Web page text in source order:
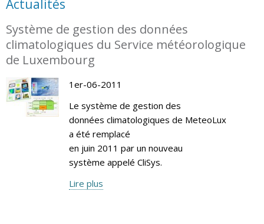
Actualités
Système de gestion des données
climatologiques du Service météorologique
de Luxembourg
1er-06-2011
Le système de gestion des
données climatologiques de MeteoLux
a été remplacé
en juin 2011 par un nouveau
système appelé CliSys.
Lire plus